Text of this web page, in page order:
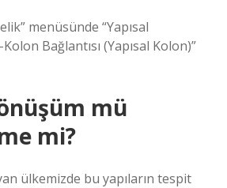
menüsünde “Yapısal
Bağlantısı (Yapısal Kolon)”
mü
mi?
ülkemizde bu yapıların tespit